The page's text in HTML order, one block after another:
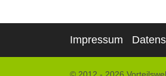
Impressum